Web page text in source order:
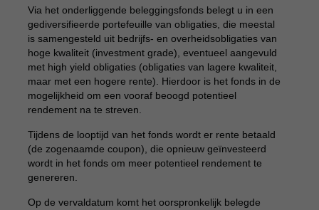
Via het onderliggende beleggingsfonds belegt u in een
gediversifieerde portefeuille van obligaties, die meestal
is samengesteld uit bedrijfs- en overheidsobligaties van
hoge kwaliteit (investment grade), eventueel aangevuld
met high yield obligaties (obligaties van lagere kwaliteit,
maar met een hogere rente). Hierdoor is het fonds in de
mogelijkheid om een vooraf beoogd potentieel
rendement na te streven.
Tijdens de looptijd van het fonds wordt er rente betaald
(de zogenaamde coupon), die opnieuw geïnvesteerd
wordt in het fonds om meer potentieel rendement te
genereren.
Op de vervaldatum komt het oorspronkelijk belegde